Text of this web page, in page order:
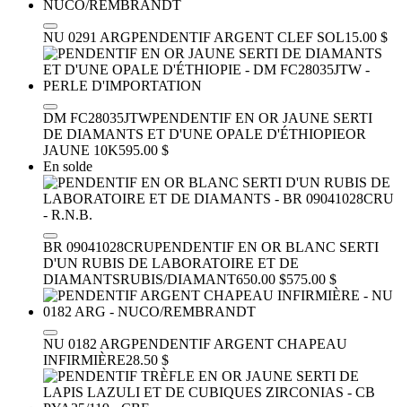
NU 0291 ARGPENDENTIF ARGENT CLEF SOL15.00 $
DM FC28035JTWPENDENTIF EN OR JAUNE SERTI
DE DIAMANTS ET D'UNE OPALE D'ÉTHIOPIEOR
JAUNE 10K595.00 $
En solde
BR 09041028CRUPENDENTIF EN OR BLANC SERTI
D'UN RUBIS DE LABORATOIRE ET DE
DIAMANTSRUBIS/DIAMANT650.00 $575.00 $
NU 0182 ARGPENDENTIF ARGENT CHAPEAU
INFIRMIÈRE28.50 $